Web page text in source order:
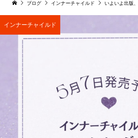
ブログ インナーチャイルド いよいよ出版、
インナーチャイルド